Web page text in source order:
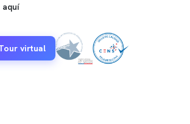
aquí
virtual